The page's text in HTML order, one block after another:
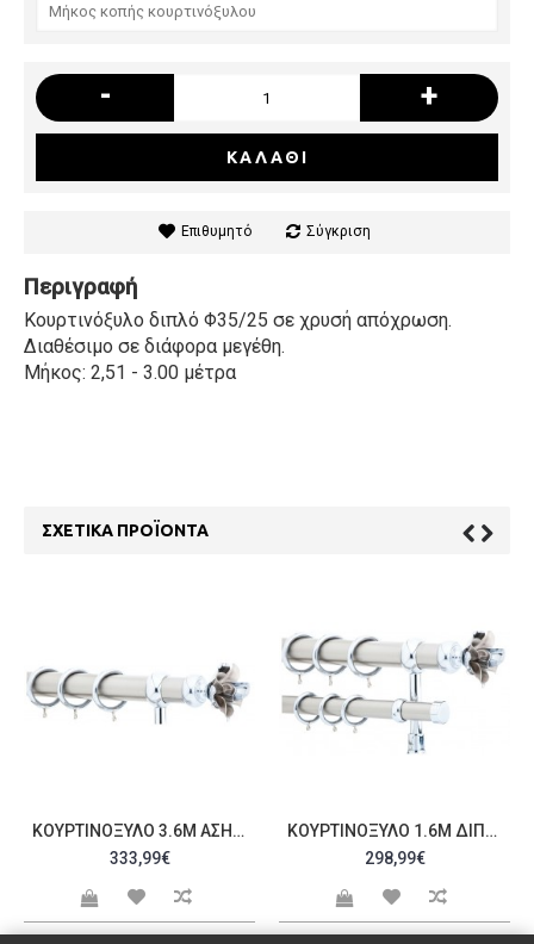
- +
ΚΑΛΆΘΙ
Επιθυμητό Σύγκριση
Περιγραφή
Κουρτινόξυλο διπλό Φ35/25 σε χρυσή απόχρωση.
Διαθέσιμο σε διάφορα μεγέθη.
Μήκος: 2,51 - 3.00 μέτρα
ΣΧΕΤΙΚΆ ΠΡΟΪΌΝΤΑ
ΚΟΥΡΤΙΝΌΞΥΛΟ 3.6M ΑΣΗΜΊ C20378
333,99€
ΚΟΥΡΤΙΝΌΞΥΛΟ 1.6M ΔΙΠΛΌ ΑΣΗΜΊ C20379
298,99€